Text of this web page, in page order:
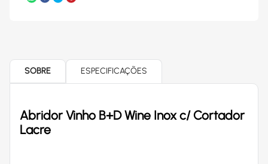
SOBRE ESPECIFICAÇÕES
Abridor Vinho B+D Wine Inox c/ Cortador
Lacre